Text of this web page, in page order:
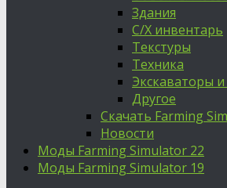
Здания
С/Х инвентарь
Текстуры
Техника
Экскаваторы
Другое
Скачать Farming
Новости
Моды Farming Simulator 22
Моды Farming Simulator 19